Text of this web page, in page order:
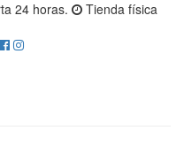
24 horas.
Tienda física